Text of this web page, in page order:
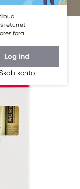
returret
fora
Log ind
konto
– køb her »